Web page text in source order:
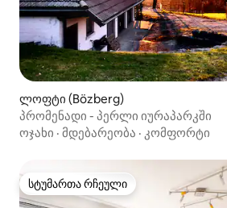
ლოფტი (Bözberg)
პრომენადი - პერლი იურაპარკში
ოჯახი · მდებარეობა · კომფორტი
სტუმართა რჩეული
სტუმართა რჩეული